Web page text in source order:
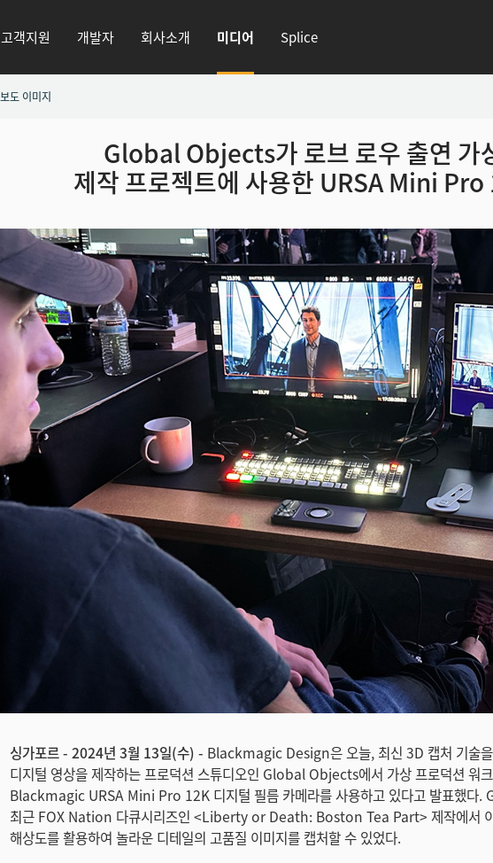
고객지원 개발자 회사소개 미디어 Splice
보도 이미지
Global Objects가 로브 로우 출연 가
제작 프로젝트에 사용한 URSA Mini
싱가포르 - 2024년 3월 13일(수) - Blackmagic Design은 오늘, 최신 3D 캡처 기술
디지털 영상을 제작하는 프로덕션 스튜디오인 Global Objects에서 가상 프로덕션 워
Blackmagic URSA Mini Pro 12K 디지털 필름 카메라를 사용하고 있다고 발표했다
최근 FOX Nation 다큐시리즈인 <Liberty or Death: Boston Tea Part> 제작에서
해상도를 활용하여 놀라운 디테일의 고품질 이미지를 캡처할 수 있었다.